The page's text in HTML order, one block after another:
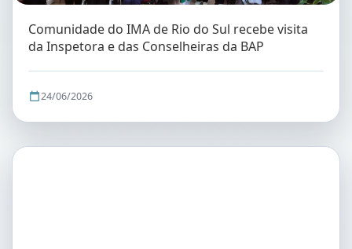
Comunidade do IMA de Rio do Sul recebe visita
da Inspetora e das Conselheiras da BAP
24/06/2026